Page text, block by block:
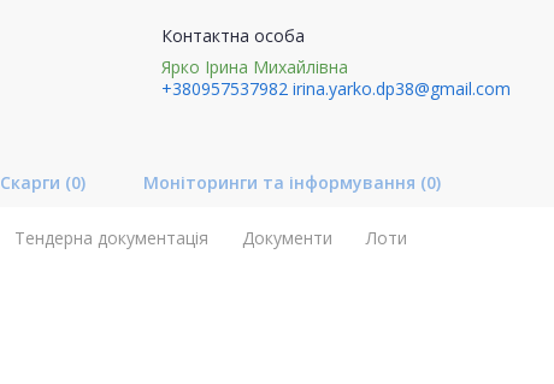
Контактна особа
Ярко Ірина Михайлівна
+380957537982 irina.yarko.dp38@gmail.com
Скарги (0) Моніторинги та інформування (0)
Тендерна документація Документи Лоти